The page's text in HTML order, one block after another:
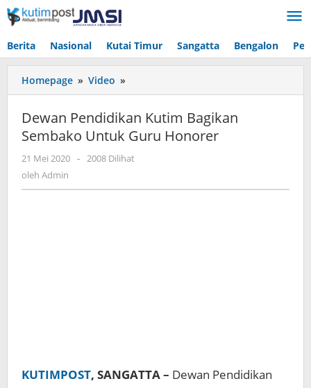
Lewati
ke
Berita Nasional Kutai Timur Sangatta Bengalon
Homepage » Video »
Pendidikan
Bagikan
Sembako
Untuk
Dewan Pendidikan Kutim Bagikan
Sembako Untuk Guru Honorer
21 Mei 2020 oleh
- 2008 Dilihat
oleh Admin
KUTIMPOST, SANGATTA – Dewan Pendidikan